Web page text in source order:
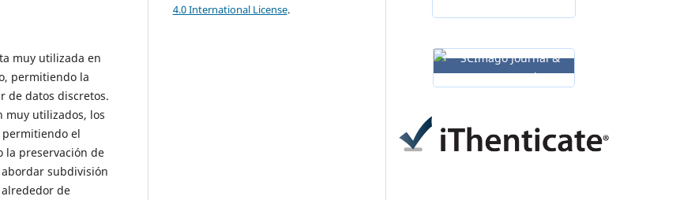
muy utilizada en
permitiendo la
de datos discretos.
muy utilizados, los
el
la preservación de
subdivisión
de
4.0 International License.